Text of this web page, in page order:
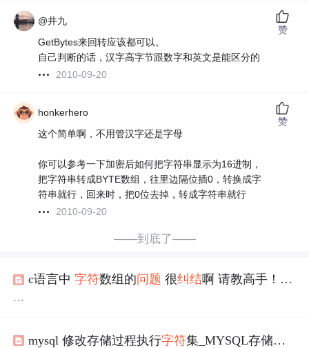
@井九
GetBytes来回转应该都可以。
自己判断的话，汉字高字节跟数字和英文是能区分的
2010-09-20
赞
honkerhero
这个简单啊，不用管汉字还是字母
你可以参考一下加密后如何把字符串显示为16进制，
把字符串转成BYTE数组，往里边隔位插0，转换成字
符串就行，回来时，把0位去掉，转成字符串就行
2010-09-20
赞
——到底了——
c语言中字符数组的问题 很纠结啊 请教高手！！！
#include
mysql 修改存储过程执行字符集_MYSQL存储过程